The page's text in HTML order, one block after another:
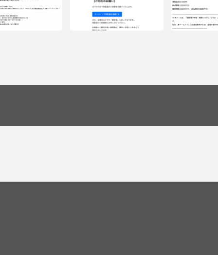
をご指定ください】」